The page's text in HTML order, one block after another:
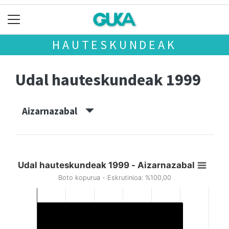
HAUTESKUNDEAK
Udal hauteskundeak 1999
Aizarnazabal
Udal hauteskundeak 1999 - Aizarnazabal
Boto kopurua - Eskrutinioa: %100,00